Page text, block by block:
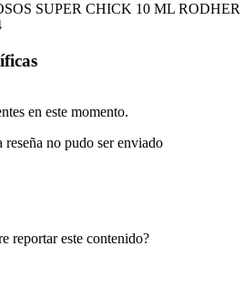
SUPER CHICK 10 ML RODHER
en este momento.
reseña no pudo ser enviado
reportar este contenido?